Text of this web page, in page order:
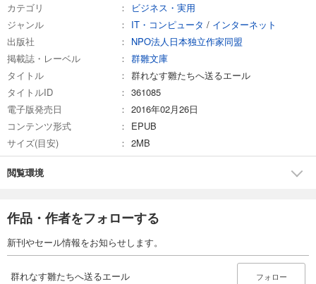
カテゴリ
ビジネス・実用
ジャンル
IT・コンピュータ / インターネット
出版社
NPO法人日本独立作家同盟
掲載誌・レーベル
群雛文庫
タイトル
群れなす雛たちへ送るエール
タイトルID
361085
電子版発売日
2016年02月26日
コンテンツ形式
EPUB
サイズ(目安)
2MB
閲覧環境
作品・作者をフォローする
新刊やセール情報をお知らせします。
群れなす雛たちへ送るエール フォロー